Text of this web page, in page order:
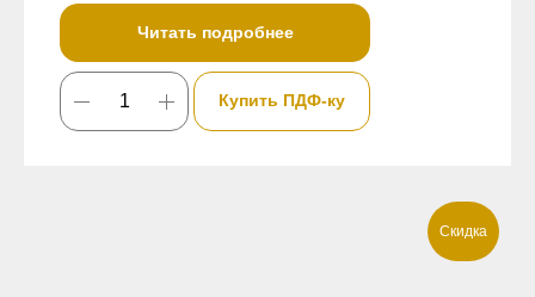
Читать подробнее
Купить ПДФ-ку
Скидка